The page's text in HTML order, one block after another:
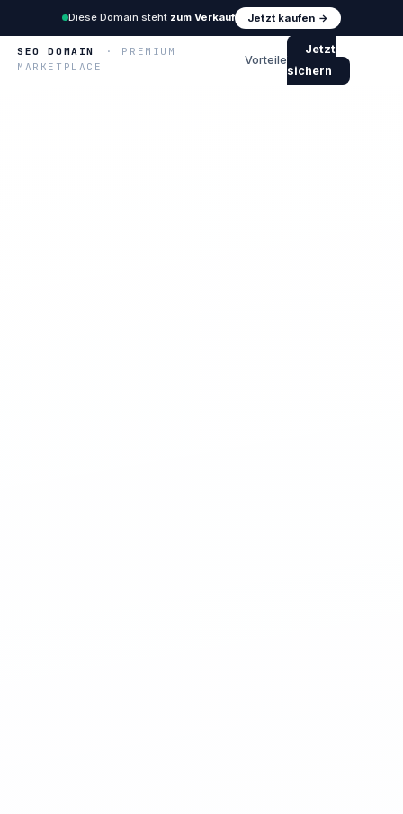
Diese Domain steht zum Verkauf Jetzt kaufen →
SEO DOMAIN
· PREMIUM
MARKETPLACE
Vorteile
Jetzt
sichern